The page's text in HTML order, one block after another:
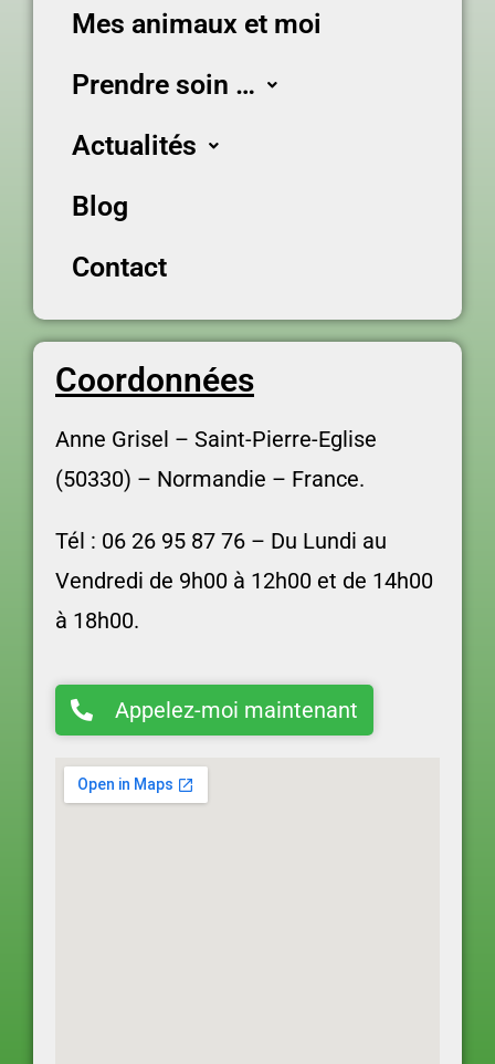
Mes animaux et moi
Prendre soin …
Actualités
Blog
Contact
Coordonnées
Anne Grisel – Saint-Pierre-Eglise
(50330) – Normandie – France.
Tél : 06 26 95 87 76 – Du Lundi au
Vendredi de 9h00 à 12h00 et de 14h00
à 18h00.
Appelez-moi maintenant